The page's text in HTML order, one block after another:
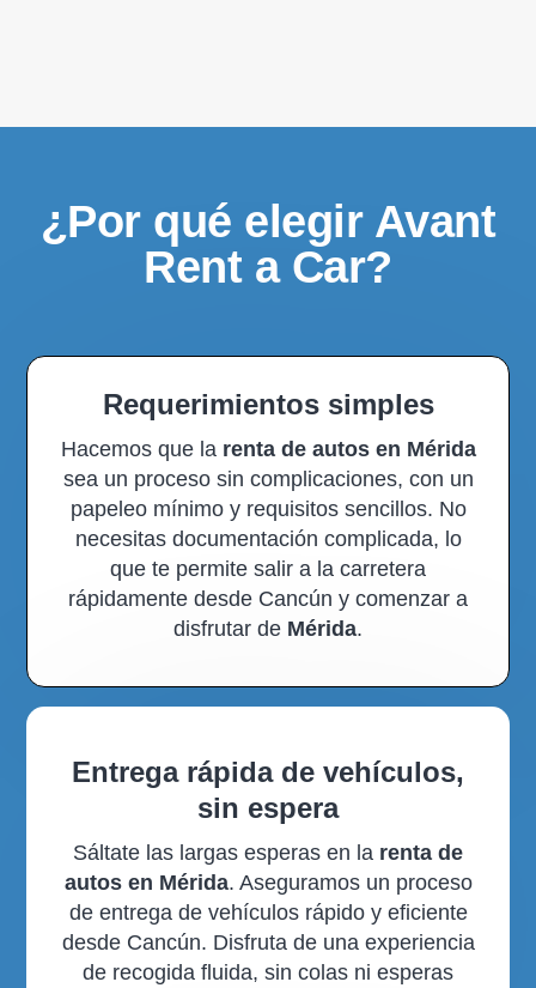
¿Por qué elegir Avant
Rent a Car?
Requerimientos simples
Hacemos que la renta de autos en Mérida
sea un proceso sin complicaciones, con un
papeleo mínimo y requisitos sencillos. No
necesitas documentación complicada, lo
que te permite salir a la carretera
rápidamente desde Cancún y comenzar a
disfrutar de Mérida.
Entrega rápida de vehículos,
sin espera
Sáltate las largas esperas en la renta de
autos en Mérida. Aseguramos un proceso
de entrega de vehículos rápido y eficiente
desde Cancún. Disfruta de una experiencia
de recogida fluida, sin colas ni esperas